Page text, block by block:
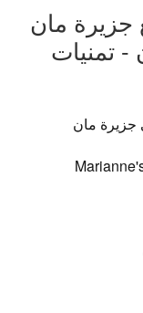
مان
تمنيات
جزيرة مان